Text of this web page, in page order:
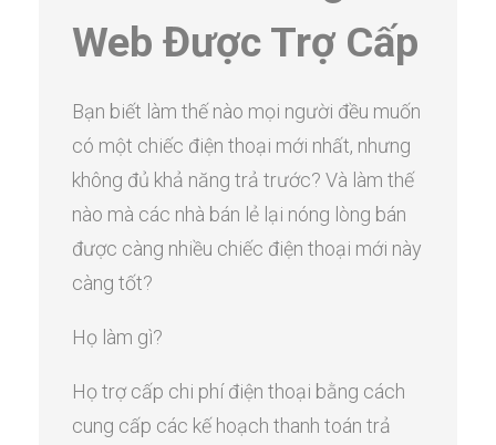
Web Được Trợ Cấp
Bạn biết làm thế nào mọi người đều muốn
có một chiếc điện thoại mới nhất, nhưng
không đủ khả năng trả trước? Và làm thế
nào mà các nhà bán lẻ lại nóng lòng bán
được càng nhiều chiếc điện thoại mới này
càng tốt?
Họ làm gì?
Họ trợ cấp chi phí điện thoại bằng cách
cung cấp các kế hoạch thanh toán trả